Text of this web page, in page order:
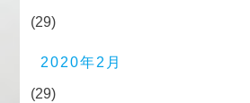
(29)
2020年2月
(29)